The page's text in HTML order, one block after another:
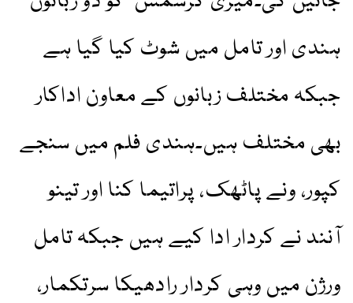
ہندی اور تامل میں شوٹ کیا گیا ہے
جبکہ مختلف زبانوں کے معاون اداکار
بھی مختلف ہیں۔ہندی فلم میں سنجے
کپور، ونے پاٹھک، پراتیما کنا اور تینو
آنند نے کردار ادا کیے ہیں جبکہ تامل
ورژن میں وہی کردار رادھیکا سرتکمار،